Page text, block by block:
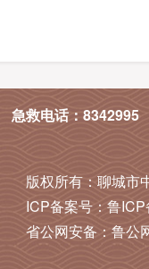
急救电话：8342995
版权所有： 聊城市
ICP备案号：鲁ICP
省公网安备： 鲁公